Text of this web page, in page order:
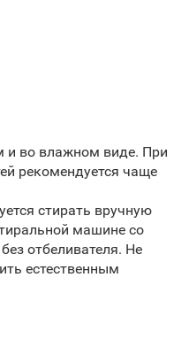
и во влажном виде. При
рекомендуется чаще
стирать вручную
машине со
отбеливателя. Не
естественным